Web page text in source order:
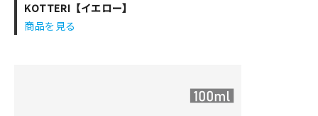
KOTTERI【イエロー】
商品を見る